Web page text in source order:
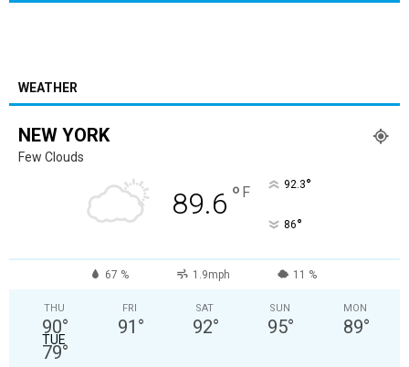
WEATHER
NEW YORK
Few Clouds
89.6 ° F 92.3°
86°
67 % 1.9mph 11 %
THU
90°
FRI
91 °
SAT
92°
SUN
95°
MON
89°
TUE
79°